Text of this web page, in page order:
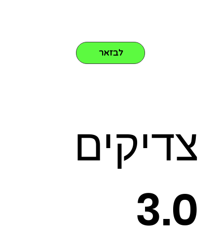
לבזאר
צדיקים
3.0